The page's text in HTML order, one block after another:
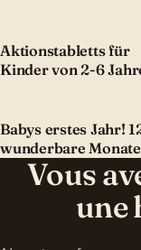
Aktionstabletts für
Kinder von 2-6
Babys erstes Jahr!
wunderbare Monate
Vous
une